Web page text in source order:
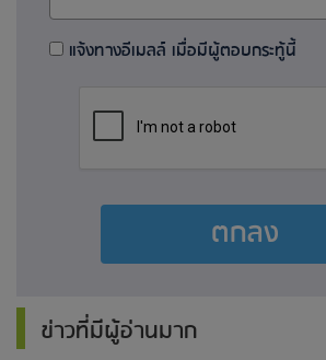
แจ้งทางอีเมลล์ เมื่อมีผู้ตอบกระทู้นี้
ตกลง
ข่าวที่มีผู้อ่านมาก